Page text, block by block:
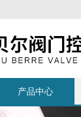
产品中心